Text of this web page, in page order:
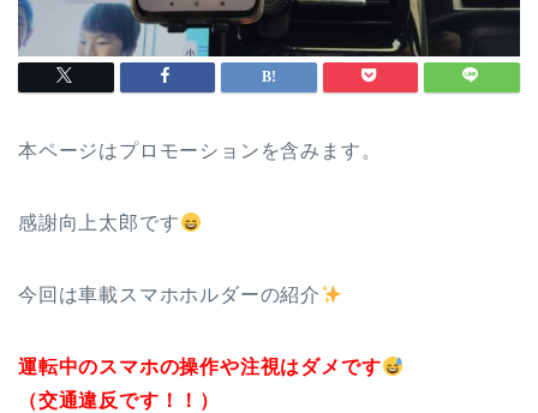
本ページはプロモーションを含みます。
感謝向上太郎です
今回は車載スマホホルダーの紹介
運転中のスマホの操作や注視はダメです
（交通違反です！！）